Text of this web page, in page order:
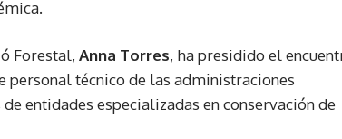
Forestal, Anna Torres, ha presidido el
técnico de las administraciones
entidades especializadas en conservación de